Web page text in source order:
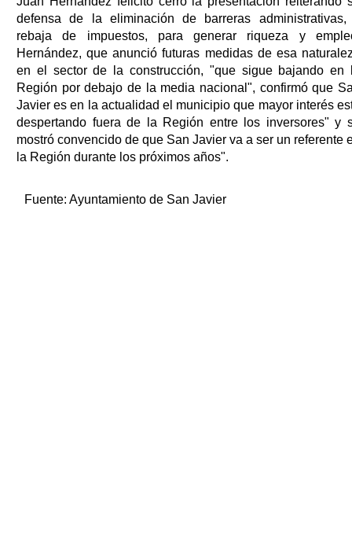
defensa de la eliminación de barreras administrativas,
rebaja de impuestos, para generar riqueza y
Hernández, que anunció futuras medidas de esa
en el sector de la construcción, "que sigue bajando en
Región por debajo de la media nacional", confirmó que
Javier es en la actualidad el municipio que mayor interés
despertando fuera de la Región entre los inversores" y
mostró convencido de que San Javier va a ser un referente
la Región durante los próximos años".
Fuente: Ayuntamiento de San Javier